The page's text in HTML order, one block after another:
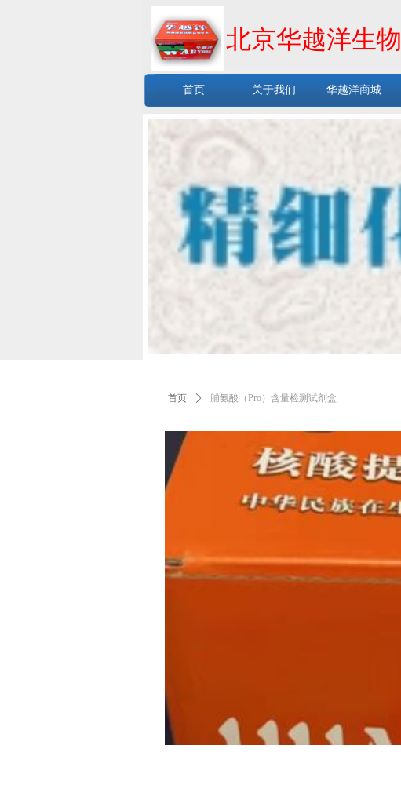
北京华越洋生物
首页 关于我们 华越洋商城
首页 ꄲ 脯氨酸（Pro）含量检测试剂盒